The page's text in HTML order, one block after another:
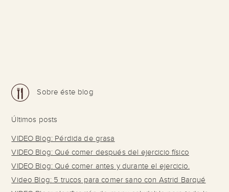
Sobre éste blog
Últimos posts
VIDEO Blog: Pérdida de grasa
VIDEO Blog: Qué comer después del ejercicio físico
VIDEO Blog: Qué comer antes y durante el ejercicio.
Video Blog: 5 trucos para comer sano con Astrid Barqué